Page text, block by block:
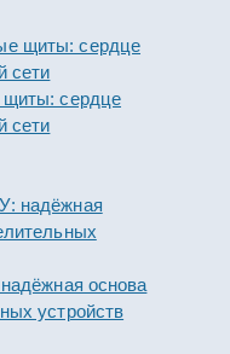
щиты: сердце
сети
основа
устройств